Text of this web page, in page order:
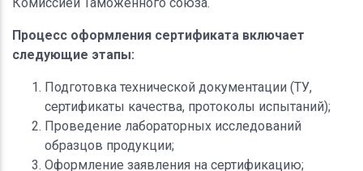
Процесс оформления сертификата включает
следующие этапы:
Подготовка технической документации (ТУ,
сертификаты качества, протоколы испытаний);
Проведение лабораторных исследований
образцов продукции;
Оформление заявления на сертификацию;